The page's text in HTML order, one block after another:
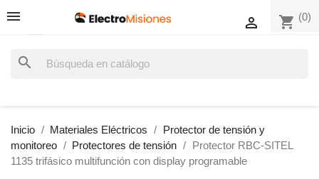
shopping_cart (0)

search
Inicio Materiales Eléctricos
Protector de tensión y
monitoreo
Protectores de tensión
Protector RBC-SITEL
1135 trifásico multifunción con display programable